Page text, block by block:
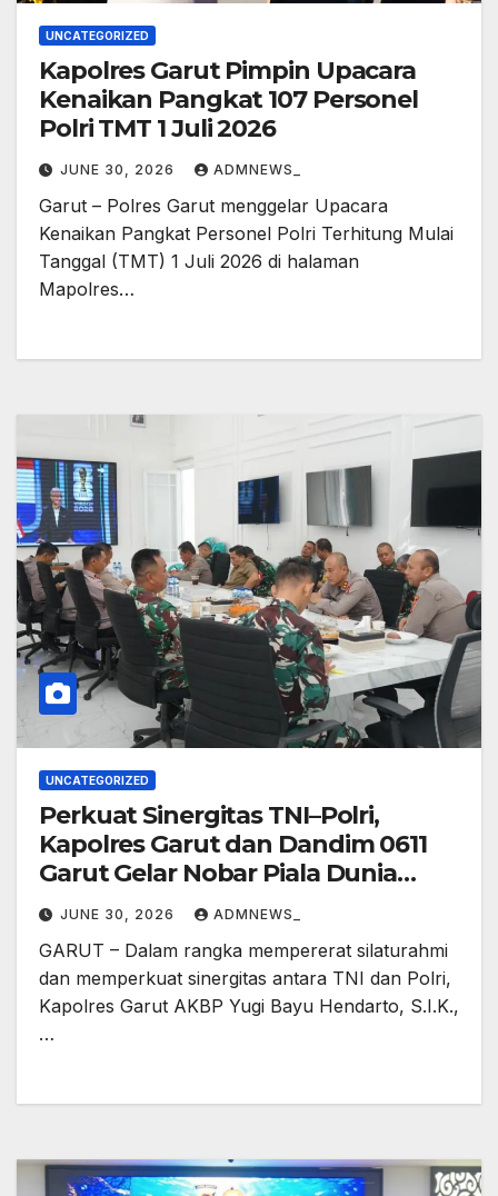
UNCATEGORIZED
Kapolres Garut Pimpin Upacara
Kenaikan Pangkat 107 Personel
Polri TMT 1 Juli 2026
JUNE 30, 2026 ADMNEWS_
Garut – Polres Garut menggelar Upacara
Kenaikan Pangkat Personel Polri Terhitung Mulai
Tanggal (TMT) 1 Juli 2026 di halaman
Mapolres…
UNCATEGORIZED
Perkuat Sinergitas TNI–Polri,
Kapolres Garut dan Dandim 0611
Garut Gelar Nobar Piala Dunia
2026
JUNE 30, 2026 ADMNEWS_
GARUT – Dalam rangka mempererat silaturahmi
dan memperkuat sinergitas antara TNI dan Polri,
Kapolres Garut AKBP Yugi Bayu Hendarto, S.I.K.,
…